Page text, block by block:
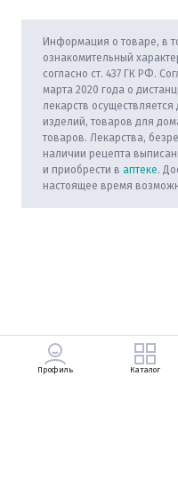
Информация о товаре, в
ознакомительный
согласно ст. 437 ГК РФ.
марта 2020 года о
лекарств
изделий, товаров для
товаров. Лекарства,
наличии рецепта
и приобрести в аптеке.
настоящее время
Профиль Каталог